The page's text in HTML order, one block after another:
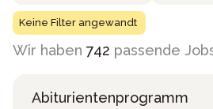
Keine Filter angewandt
Wir haben 742 passende
Abiturientenprogramm